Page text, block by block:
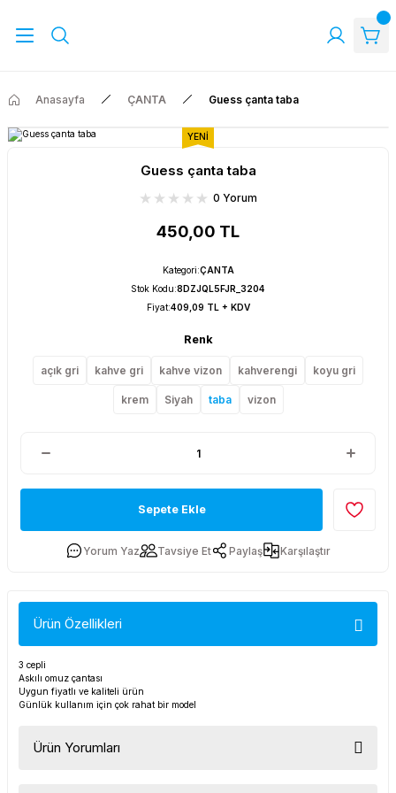
Anasayfa ÇANTA Guess çanta taba
YENİ
Guess çanta taba
0 Yorum
450,00 TL
Kategori:ÇANTA
Stok Kodu:8DZJQL5FJR_3204
Fiyat:409,09 TL + KDV
Renk
açık gri kahve gri kahve vizon kahverengi koyu gri
krem Siyah taba vizon
Sepete Ekle
Yorum Yaz Tavsiye Et Paylaş Karşılaştır
Ürün Özellikleri
3 cepli
Askılı omuz çantası
Uygun fiyatlı ve kaliteli ürün
Günlük kullanım için çok rahat bir model
Ürün Yorumları